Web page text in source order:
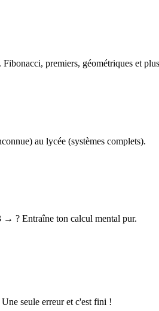
premiers, géométriques et
au lycée (systèmes complets).
? Entraîne ton calcul mental pur.
seule erreur et c'est fini !